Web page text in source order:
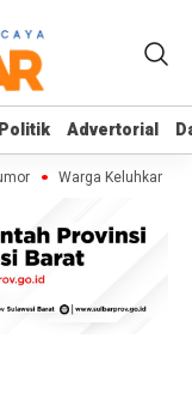
Politik Advertorial
Politik Advertorial
Warga Keluhkan